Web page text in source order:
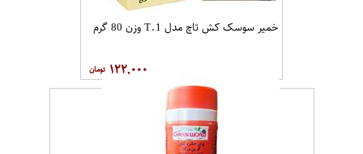
خمیر سوسک کش تاچ مدل T.1 وزن 80 گرم
۱۲۲,۰۰۰